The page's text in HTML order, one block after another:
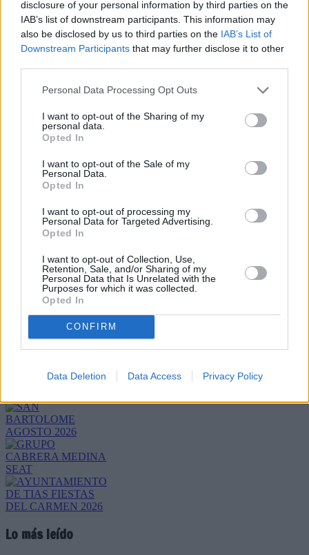
disclosure of your personal information by third parties on the
IAB’s list of downstream participants. This information may
also be disclosed by us to third parties on the IAB’s List of
Downstream Participants that may further disclose it to other
Personal Data Processing Opt Outs
I want to opt-out of the Sharing of my
personal data.
Opted In
I want to opt-out of the Sale of my
Personal Data.
Opted In
I want to opt-out of processing my
Personal Data for Targeted Advertising.
Opted In
I want to opt-out of Collection, Use,
Retention, Sale, and/or Sharing of my
Personal Data that Is Unrelated with the
Purposes for which it was collected.
Opted In
CONFIRM
Data Deletion Data Access Privacy Policy
El dirigente popular recuerda que José
Juan Cruz fue responsable de
“desmantelar servicios como el de la
policía de playa en Puerto del Carmen,
Partido Popular”.
Escribir un comentario
(requerido)
JComments
Lo más leído